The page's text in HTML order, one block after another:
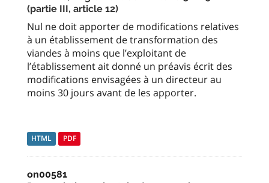
(partie III, article 12)
Nul ne doit apporter de modifications relatives
à un établissement de transformation des
viandes à moins que l’exploitant de
l’établissement ait donné un préavis écrit des
modifications envisagées à un directeur au
moins 30 jours avant de les apporter.
HTML PDF
on00581